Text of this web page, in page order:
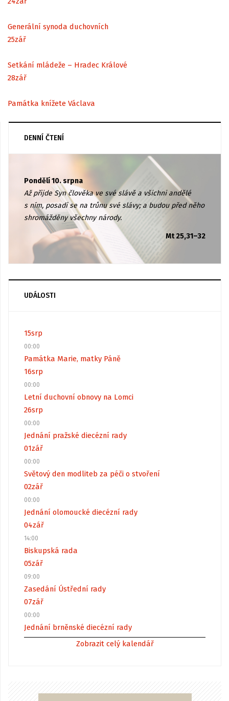
Generální synoda duchovních
25zář
Setkání mládeže – Hradec Králové
28zář
Památka knížete Václava
DENNÍ ČTENÍ
Pondělí 10. srpna
Až přijde Syn člověka ve své slávě a všichni andělé
s ním, posadí se na trůnu své slávy; a budou před něho
shromážděny všechny národy.
Mt 25,31–32
UDÁLOSTI
15srp
00:00
Památka Marie, matky Páně
16srp
00:00
Letní duchovní obnovy na Lomci
26srp
00:00
Jednání pražské diecézní rady
01zář
00:00
Světový den modliteb za péči o stvoření
02zář
00:00
Jednání olomoucké diecézní rady
04zář
14:00
Biskupská rada
05zář
09:00
Zasedání Ústřední rady
07zář
00:00
Jednání brněnské diecézní rady
Zobrazit celý kalendář